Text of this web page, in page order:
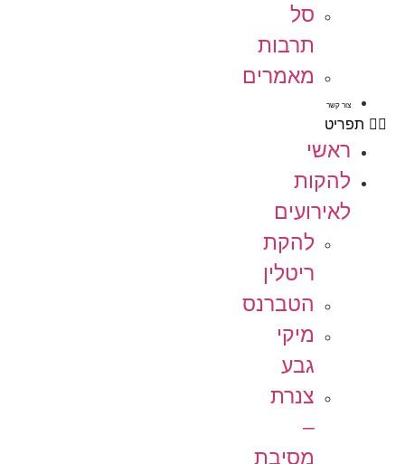
סל
תרבות
מאמרים
צור קשר
תפריט
ראשי
להקות
לאירועים
להקת
ריטלין
הטברנס
מיקי
גבע
צנרת
–
מסיבת